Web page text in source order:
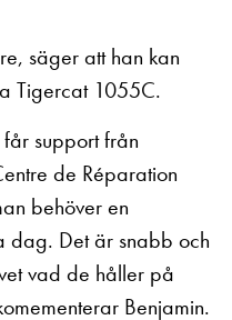
säger att han kan
Tigercat 1055C.
support från
de Réparation
behöver en
dag. Det är snabb och
vad de håller på
Benjamin.